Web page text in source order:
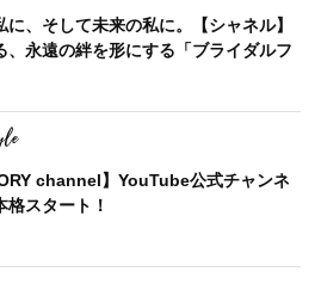
に、そして未来の私に。【シャネル】
、永遠の絆を形にする「ブライダルフ
channel】YouTube公式チャンネ
格スタート！